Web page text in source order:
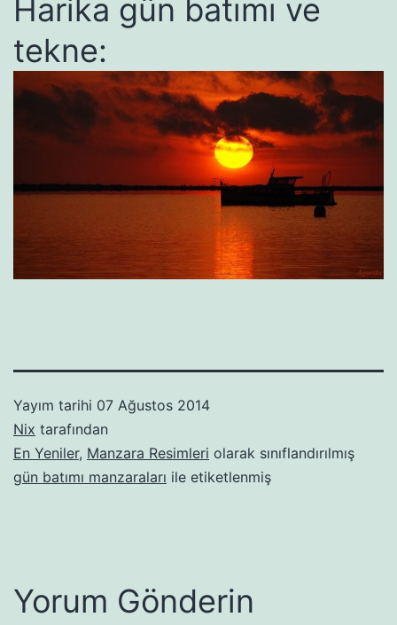
Harika gün batımı ve
tekne:
Yayım tarihi 07 Ağustos 2014
Nix tarafından
En Yeniler, Manzara Resimleri olarak sınıflandırılmış
gün batımı manzaraları ile etiketlenmiş
Yorum Gönderin